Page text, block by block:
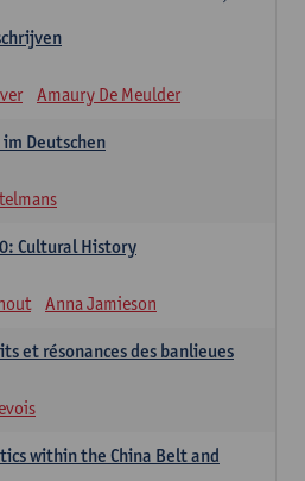
Amaury De Meulder
Deutschen
Cultural History
Anna Jamieson
et résonances des banlieues
within the China Belt and